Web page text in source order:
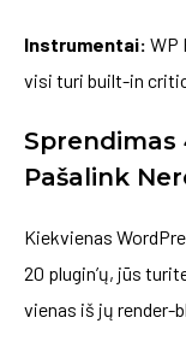
Instrumentai: WP
visi turi built-in
Sprendimas
Pašalink
Kiekvienas
20 plugin’ų, jūs
vienas iš jų render-